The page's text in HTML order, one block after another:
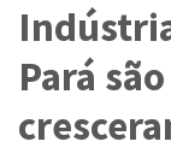
Pará